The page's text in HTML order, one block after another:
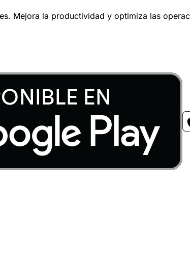
Mejora la productividad y optimiza las